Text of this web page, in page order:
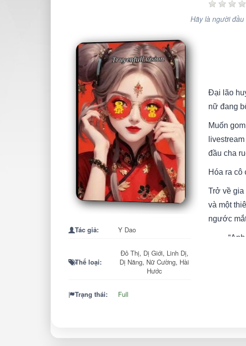
Hãy là người
Tác giả: Y Dao
Thể loại:
Đô Thị, Dị Giới, Linh Dị,
Dị Năng, Nữ Cường, Hài
Hước
Trạng thái: Full
Đại lão
nữ đang
Muốn
đầu cha
Hóa ra cô
Trở về gia
và một
ngước
Thiên kim